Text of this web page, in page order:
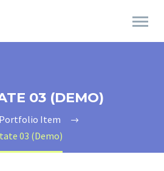
03 (DEMO)
Portfolio Item
03 (Demo)